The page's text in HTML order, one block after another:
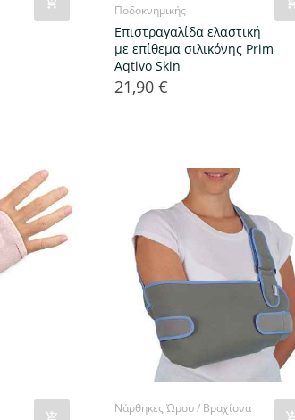
Ποδοκνημικής
Επιστραγαλίδα ελαστική
με επίθεμα σιλικόνης Prim
Aqtivo Skin
Τιμή
21,90 €
Νάρθηκες Ώμου / Βραχίονα